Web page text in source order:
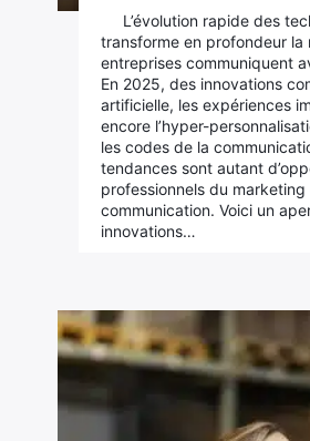
L’évolution rapide des
transforme en profondeur la
entreprises communiquent
En 2025, des innovations
artificielle, les expériences
encore l’hyper-
les codes de la
tendances sont autant
professionnels du marketing
communication. Voici un
innovations…